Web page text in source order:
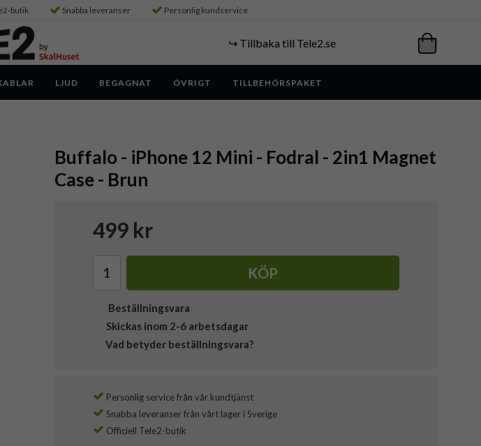
butik Snabba leveranser Personlig kundservice
↪️ Tillbaka till Tele2.se
LJUD BEGAGNAT ÖVRIGT TILLBEHÖRSPAKET
Buffalo - iPhone 12 Mini - Fodral - 2in1 Magnet
Case - Brun
499 kr
KÖP
Beställningsvara
Skickas inom 2-6 arbetsdagar
Vad betyder beställningsvara?
Personlig service från vår kundtjänst
Snabba leveranser från vårt lager i Sverige
Officiell Tele2-butik